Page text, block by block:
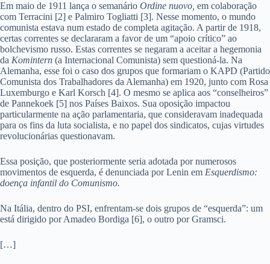
Em maio de 1911 lança o semanário Ordine nuovo, em colaboração
com Terracini [2] e Palmiro Togliatti [3]. Nesse momento, o mundo
comunista estava num estado de completa agitação. A partir de 1918,
certas correntes se declararam a favor de um “apoio crítico” ao
bolchevismo russo. Estas correntes se negaram a aceitar a hegemonia
da Komintern (a Internacional Comunista) sem questioná-la. Na
Alemanha, esse foi o caso dos grupos que formariam o KAPD (Partido
Comunista dos Trabalhadores da Alemanha) em 1920, junto com Rosa
Luxemburgo e Karl Korsch [4]. O mesmo se aplica aos “conselheiros”
de Pannekoek [5] nos Países Baixos. Sua oposição impactou
particularmente na ação parlamentaria, que consideravam inadequada
para os fins da luta socialista, e no papel dos sindicatos, cujas virtudes
revolucionárias questionavam.
Essa posição, que posteriormente seria adotada por numerosos
movimentos de esquerda, é denunciada por Lenin em Esquerdismo:
doença infantil do Comunismo.
Na Itália, dentro do PSI, enfrentam-se dois grupos de “esquerda”: um
está dirigido por Amadeo Bordiga [6], o outro por Gramsci.
[…]